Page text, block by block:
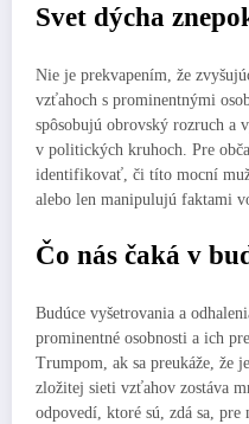
Svet dýcha
Nie je prekvapením, že
vzťahoch s prominentnými
spôsobujú obrovský rozruch a
v politických kruhoch. Pre
identifikovať, či títo mocní
alebo len manipulujú faktami
Čo nás čaká v
Budúce vyšetrovania a
prominentné osobnosti a ich
Trumpom, ak sa preukáže, že
zložitej sieti vzťahov zostáva
odpovedí, ktoré sú, zdá sa,